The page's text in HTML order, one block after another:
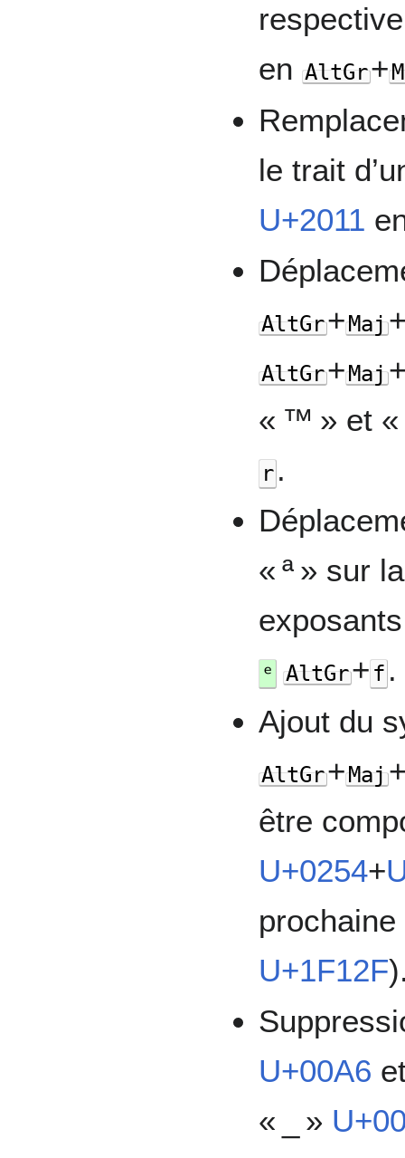
enAltGr+
le trait
U+2011
AltGr+Maj
AltGr+Maj
« ™ » et
r .
« ª » sur
ᵉ AltGr+f .
Ajout du
AltGr+Maj
être
U+0254+
prochaine
U+1F12F
U+00A6
« _ »